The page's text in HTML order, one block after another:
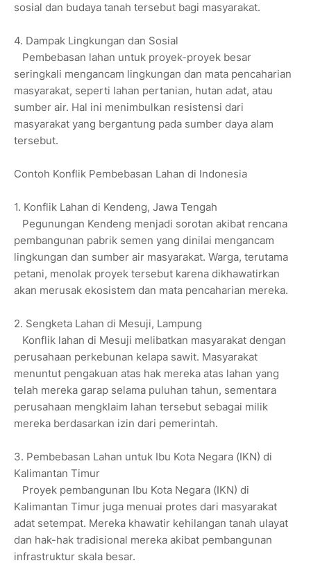
sosial dan budaya tanah tersebut bagi masyarakat.
4. Dampak Lingkungan dan Sosial
Pembebasan lahan untuk proyek-proyek besar
seringkali mengancam lingkungan dan mata pencaharian
masyarakat, seperti lahan pertanian, hutan adat, atau
sumber air. Hal ini menimbulkan resistensi dari
masyarakat yang bergantung pada sumber daya alam
tersebut.
Contoh Konflik Pembebasan Lahan di Indonesia
1. Konflik Lahan di Kendeng, Jawa Tengah
Pegunungan Kendeng menjadi sorotan akibat rencana
pembangunan pabrik semen yang dinilai mengancam
lingkungan dan sumber air masyarakat. Warga, terutama
petani, menolak proyek tersebut karena dikhawatirkan
akan merusak ekosistem dan mata pencaharian mereka.
2. Sengketa Lahan di Mesuji, Lampung
Konflik lahan di Mesuji melibatkan masyarakat dengan
perusahaan perkebunan kelapa sawit. Masyarakat
menuntut pengakuan atas hak mereka atas lahan yang
telah mereka garap selama puluhan tahun, sementara
perusahaan mengklaim lahan tersebut sebagai milik
mereka berdasarkan izin dari pemerintah.
3. Pembebasan Lahan untuk Ibu Kota Negara (IKN) di
Kalimantan Timur
Proyek pembangunan Ibu Kota Negara (IKN) di
Kalimantan Timur juga menuai protes dari masyarakat
adat setempat. Mereka khawatir kehilangan tanah ulayat
dan hak-hak tradisional mereka akibat pembangunan
infrastruktur skala besar.